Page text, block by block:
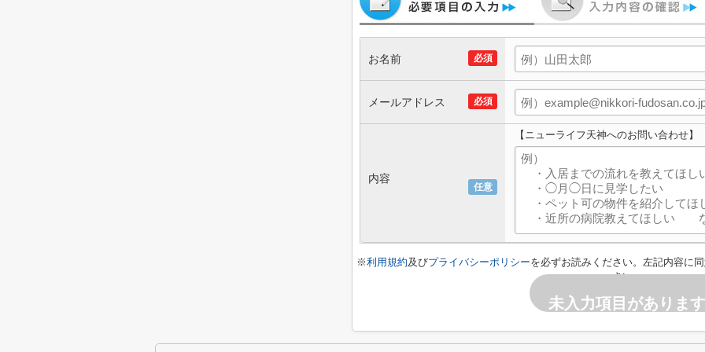
必須
お名前
必須
メールアドレス
任意
内容
【ニューライフ天神へのお問い合わせ】
※利用規約及びプライバシーポリシーを必ずお読みください。左記内容に
さい。
未入力項目があります